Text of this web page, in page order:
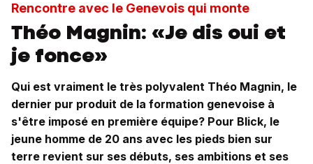
Rencontre avec le Genevois qui monte
Théo Magnin: «Je dis oui et
je fonce»
Qui est vraiment le très polyvalent Théo Magnin, le
dernier pur produit de la formation genevoise à
s'être imposé en première équipe? Pour Blick, le
jeune homme de 20 ans avec les pieds bien sur
terre revient sur ses débuts, ses ambitions et ses